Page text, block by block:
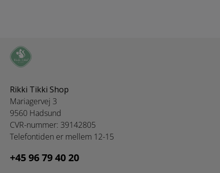
Rikki Tikki Shop
Mariagervej 3
9560 Hadsund
CVR-nummer: 39142805
Telefontiden er mellem 12-15
+45 96 79 40 20